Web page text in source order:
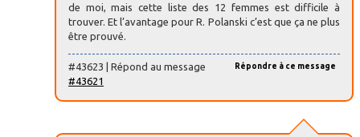
de moi, mais cette liste des 12 femmes est difficile à
trouver. Et l’avantage pour R. Polanski c’est que ça ne plus
être prouvé.
Répondre à ce message
#43623 | Répond au message
#43621